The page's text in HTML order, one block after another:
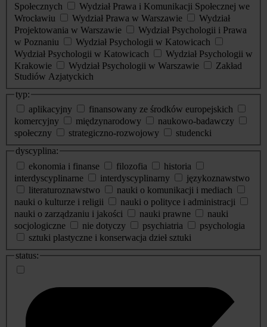
Społecznych
Wydział Prawa i Komunikacji Społecznej we
Wrocławiu
Wydział Prawa w Warszawie
Wydział
Projektowania w Warszawie
Wydział Psychologii i Prawa
w Poznaniu
Wydział Psychologii w Katowicach
Wydział Psychologii w Katowicach
Wydział Psychologii w
Krakowie
Wydział Psychologii w Warszawie
Zakład
Studiów Azjatyckich
typ:
aplikacyjny
finansowany ze środków europejskich
komercyjny
międzynarodowy
naukowo-badawczy
społeczny
strategiczno-rozwojowy
studencki
dyscyplina:
ekonomia i finanse
filozofia
historia
interdyscyplinarne
interdyscyplinarny
językoznawstwo
literaturoznawstwo
nauki o komunikacji i mediach
nauki o kulturze i religii
nauki o polityce i administracji
nauki o zarządzaniu i jakości
nauki prawne
nauki
socjologiczne
nie dotyczy psychiatria
psychologia
sztuki plastyczne i konserwacja dzieł sztuki
status: